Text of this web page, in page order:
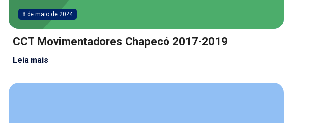
8 de maio de 2024
CCT Movimentadores Chapecó 2017-2019
Leia mais